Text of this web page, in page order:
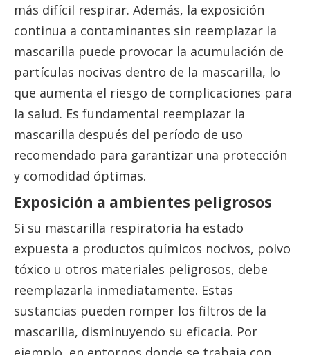
más difícil respirar. Además, la exposición
continua a contaminantes sin reemplazar la
mascarilla puede provocar la acumulación de
partículas nocivas dentro de la mascarilla, lo
que aumenta el riesgo de complicaciones para
la salud. Es fundamental reemplazar la
mascarilla después del período de uso
recomendado para garantizar una protección
y comodidad óptimas.
Exposición a ambientes peligrosos
Si su mascarilla respiratoria ha estado
expuesta a productos químicos nocivos, polvo
tóxico u otros materiales peligrosos, debe
reemplazarla inmediatamente. Estas
sustancias pueden romper los filtros de la
mascarilla, disminuyendo su eficacia. Por